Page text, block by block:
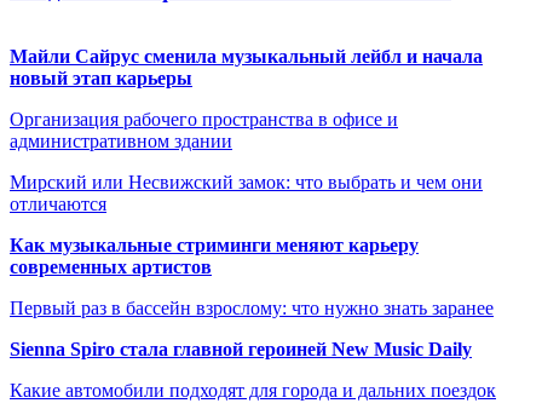
Майли Сайрус сменила музыкальный лейбл и начала
новый этап карьеры
Организация рабочего пространства в офисе и
административном здании
Мирский или Несвижский замок: что выбрать и чем они
отличаются
Как музыкальные стриминги меняют карьеру
современных артистов
Первый раз в бассейн взрослому: что нужно знать заранее
Sienna Spiro стала главной героиней New Music Daily
Какие автомобили подходят для города и дальних поездок